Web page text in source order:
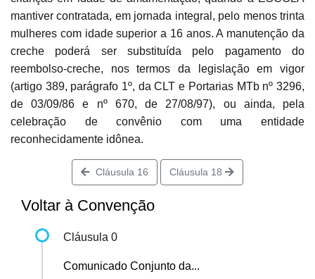
mantiver contratada, em jornada integral, pelo menos trinta
mulheres com idade superior a 16 anos. A manutenção da
creche poderá ser substituída pelo pagamento do
reembolso-creche, nos termos da legislação em vigor
(artigo 389, parágrafo 1º, da CLT e Portarias MTb nº 3296,
de 03/09/86 e nº 670, de 27/08/97), ou ainda, pela
celebração de convênio com uma entidade
reconhecidamente idônea.
Cláusula 16 Cláusula 18
Voltar à Convenção
Cláusula 0
Comunicado Conjunto da...